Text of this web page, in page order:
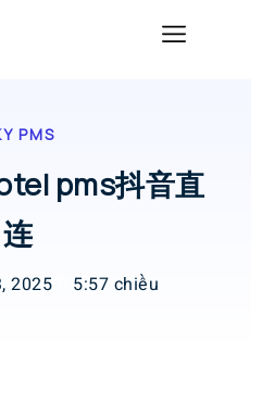
PMS
pms抖音直
连
2025 5:57 chiều